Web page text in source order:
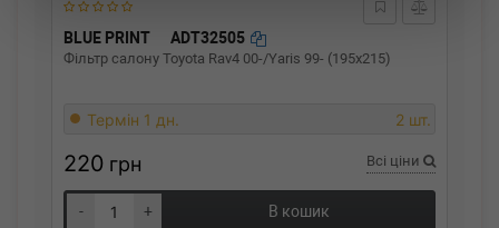
BLUE PRINT ADT32505
Фільтр салону Toyota Rav4 00-/Yaris 99- (195x215)
Термін 1 дн. 2 шт.
220 грн Всі ціни
- + В кошик